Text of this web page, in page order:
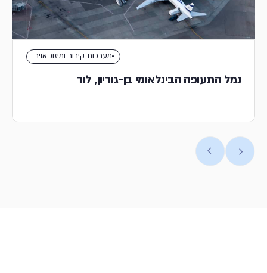
מערכות קירור ומיזוג אויר
נמל התעופה הבינלאומי בן-גוריון, לוד